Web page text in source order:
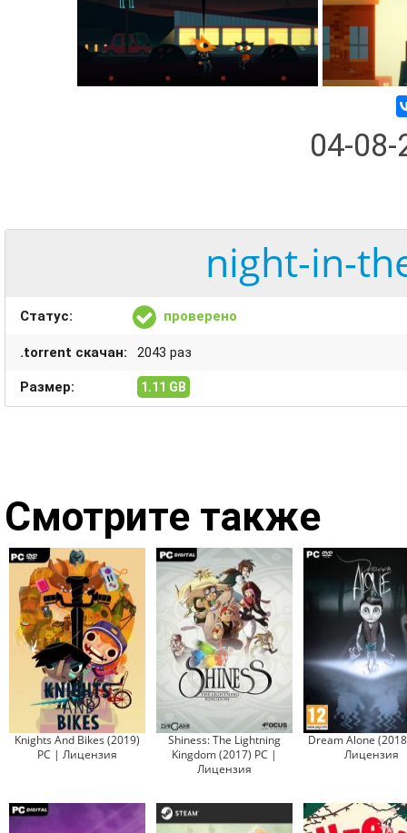
04-
night-in-
Статус: проверено
.torrent скачан: 2043 раз
Размер: 1.11 GB
Смотрите также
Knights And Bikes (2019)
PC | Лицензия
Shiness: The Lightning
Kingdom (2017) PC |
Лицензия
Dream Alone
Лицензия